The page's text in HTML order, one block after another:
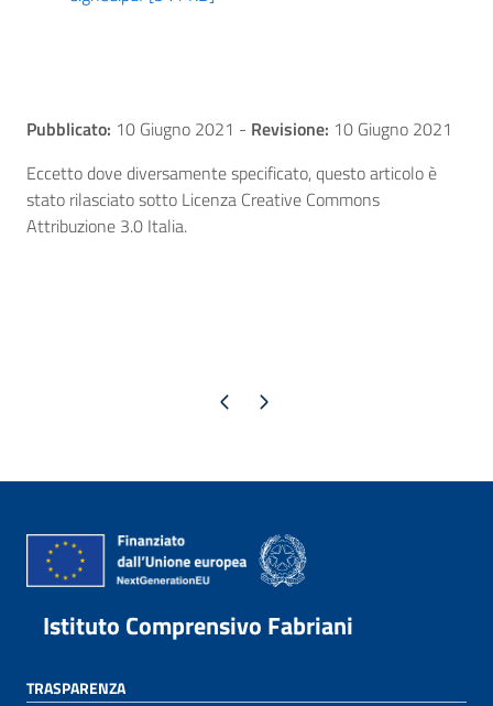
Pubblicato: 10 Giugno 2021 - Revisione: 10 Giugno 2021
Eccetto dove diversamente specificato, questo articolo è
stato rilasciato sotto Licenza Creative Commons
Attribuzione 3.0 Italia.
Pagina precedente
Pagina successiva
Istituto Comprensivo Fabriani
TRASPARENZA